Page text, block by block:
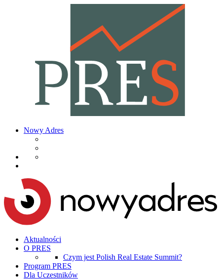
Nowy Adres
Aktualności
O PRES
Czym jest Polish Real Estate Summit?
Program PRES
Dla Uczestników